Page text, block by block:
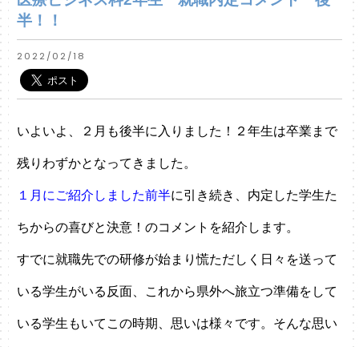
半！！
2022/02/18
いよいよ、２月も後半に入りました！２年生は卒業まで
残りわずかとなってきました。
１月にご紹介しました前半に引き続き、内定した学生た
ちからの喜びと決意！のコメントを紹介します。
すでに就職先での研修が始まり慌ただしく日々を送って
いる学生がいる反面、これから県外へ旅立つ準備をして
いる学生もいてこの時期、思いは様々です。そんな思い